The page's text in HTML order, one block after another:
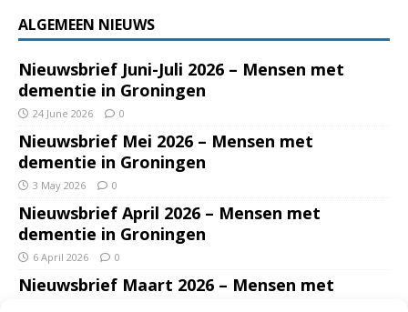
ALGEMEEN NIEUWS
Nieuwsbrief Juni-Juli 2026 – Mensen met
dementie in Groningen
24 June 2026 0
Nieuwsbrief Mei 2026 – Mensen met
dementie in Groningen
3 May 2026 0
Nieuwsbrief April 2026 – Mensen met
dementie in Groningen
6 April 2026 0
Nieuwsbrief Maart 2026 – Mensen met